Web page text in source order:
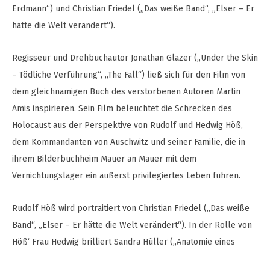
Erdmann“) und Christian Friedel („Das weiße Band“, „Elser – Er
hätte die Welt verändert“).
Regisseur und Drehbuchautor Jonathan Glazer („Under the Skin
– Tödliche Verführung“, „The Fall“) ließ sich für den Film von
dem gleichnamigen Buch des verstorbenen Autoren Martin
Amis inspirieren. Sein Film beleuchtet die Schrecken des
Holocaust aus der Perspektive von Rudolf und Hedwig Höß,
dem Kommandanten von Auschwitz und seiner Familie, die in
ihrem Bilderbuchheim Mauer an Mauer mit dem
Vernichtungslager ein äußerst privilegiertes Leben führen.
Rudolf Höß wird portraitiert von Christian Friedel („Das weiße
Band“, „Elser – Er hätte die Welt verändert“). In der Rolle von
Höß‘ Frau Hedwig brilliert Sandra Hüller („Anatomie eines